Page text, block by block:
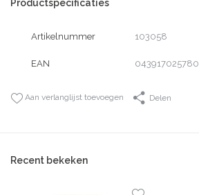
Productspecificaties
Artikelnummer 103058
EAN 043917025780
Aan verlanglijst toevoegen Delen
Recent bekeken